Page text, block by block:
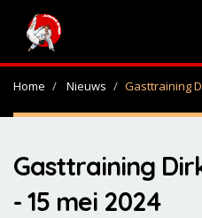
Home Nieuws Gasttraining
Gasttraining
- 15 mei 2024